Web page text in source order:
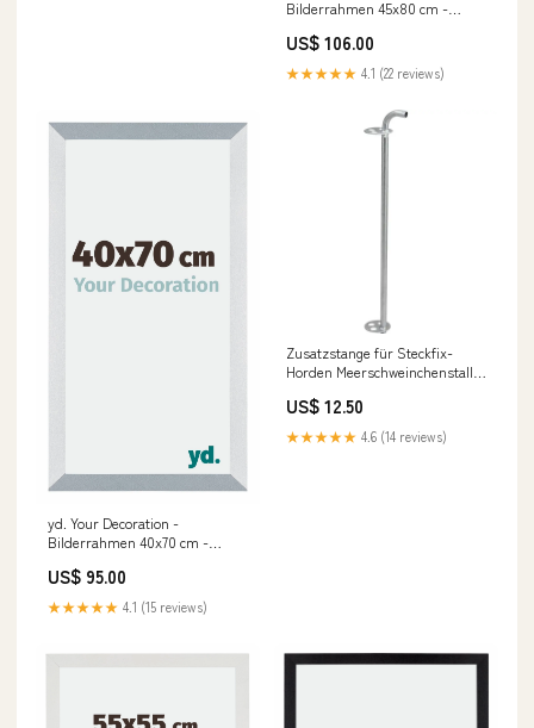
Bilderrahmen 45x80 cm -
Acrylglas - Antireflex - Ausg
relatedProduct
US$ 106.00
★★★★★ 4.1 (22 reviews)
yd. Your Decoration -
Bilderrahmen 40x70 cm -
Acrylglas - Antireflex - Ausg
special_offer
US$ 95.00
★★★★★ 4.1 (15 reviews)
Zusatzstange für Steckfix-
Horden Meerschweinchenstall
US$ 12.50
★★★★★ 4.6 (14 reviews)